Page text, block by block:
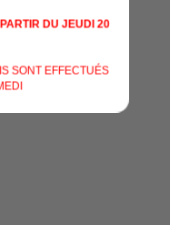
DU JEUDI 20
SONT EFFECTUÉS